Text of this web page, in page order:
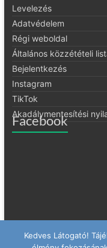
Levelezés
Adatvédelem
Régi weboldal
Általános közzétételi
Bejelentkezés
Instagram
TikTok
Akadálymentesítési
Facebook
Kedves Látogató!